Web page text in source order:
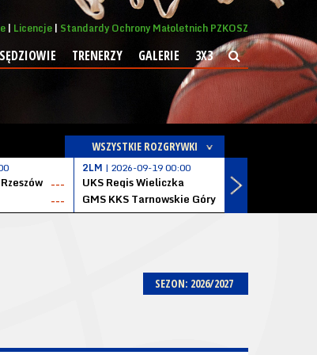
Licencje Standardy Ochrony Małoletnich PZKOSZ
SĘDZIOWIE TRENERZY GALERIE 3X3
WSZYSTKIE ROZGRYWKI
---
---
2LM | 2026-09-19 00:00
UKS Regis Wieliczka
---
GMS KKS Tarnowskie Góry
SEZON: 2026/2027